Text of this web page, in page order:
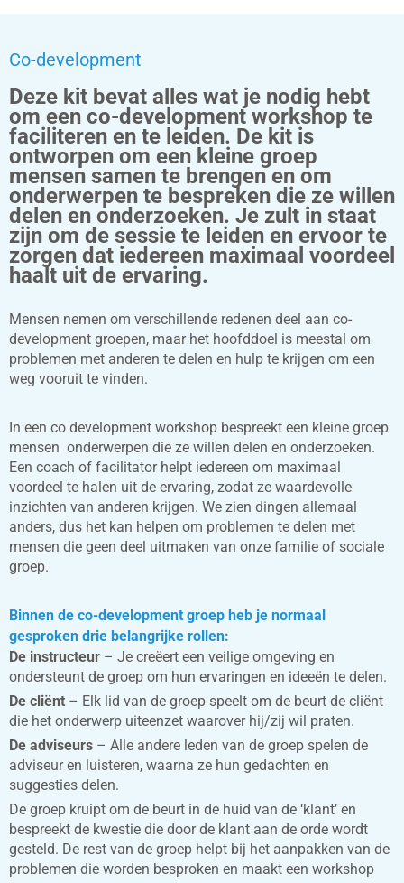
Co-development
Deze kit bevat alles wat je nodig hebt
om een co-development workshop te
faciliteren en te leiden. De kit is
ontworpen om een kleine groep
mensen samen te brengen en om
onderwerpen te bespreken die ze willen
delen en onderzoeken. Je zult in staat
zijn om de sessie te leiden en ervoor te
zorgen dat iedereen maximaal voordeel
haalt uit de ervaring.
Mensen nemen om verschillende redenen deel aan co-
development groepen, maar het hoofddoel is meestal om
problemen met anderen te delen en hulp te krijgen om een
weg vooruit te vinden.
In een co development workshop bespreekt een kleine groep
mensen onderwerpen die ze willen delen en onderzoeken.
Een coach of facilitator helpt iedereen om maximaal
voordeel te halen uit de ervaring, zodat ze waardevolle
inzichten van anderen krijgen. We zien dingen allemaal
anders, dus het kan helpen om problemen te delen met
mensen die geen deel uitmaken van onze familie of sociale
groep.
Binnen de co-development groep heb je normaal
gesproken drie belangrijke rollen:
De instructeur – Je creëert een veilige omgeving en
ondersteunt de groep om hun ervaringen en ideeën te delen.
De cliënt – Elk lid van de groep speelt om de beurt de cliënt
die het onderwerp uiteenzet waarover hij/zij wil praten.
De adviseurs – Alle andere leden van de groep spelen de
adviseur en luisteren, waarna ze hun gedachten en
suggesties delen.
De groep kruipt om de beurt in de huid van de ‘klant’ en
bespreekt de kwestie die door de klant aan de orde wordt
gesteld. De rest van de groep helpt bij het aanpakken van de
problemen die worden besproken en maakt een workshop